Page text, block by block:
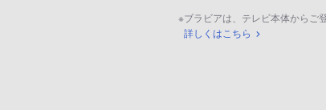
※ブラビアは、テレビ本体からご
詳しくはこちら